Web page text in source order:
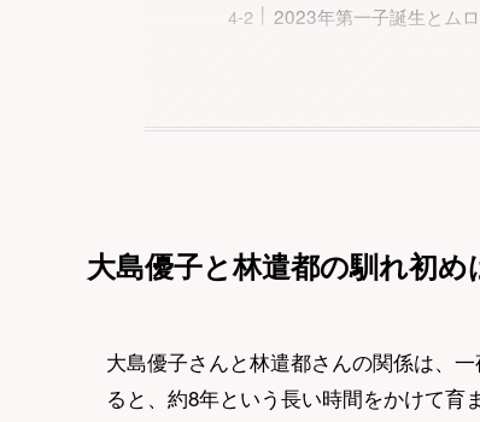
2023年第一子誕生とム
大島優子と林遣都の馴れ初
大島優子さんと林遣都さんの関係は、
ると、約8年という長い時間をかけて育